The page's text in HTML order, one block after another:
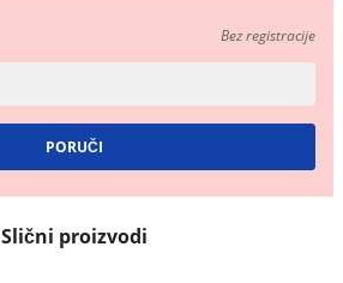
Bez registracije
Slični proizvodi